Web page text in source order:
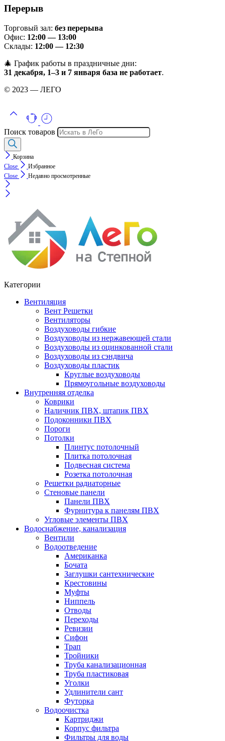
Перерыв
Торговый зал: без перерыва
Офис: 12:00 — 13:00
Склады: 12:00 — 12:30
🎄 График работы в праздничные дни:
31 декабря, 1–3 и 7 января база не работает.
© 2023 — ЛЕГО
Поиск товаров
Корзина
Close
Избранное
Close
Недавно просмотренные
Категории
Вентиляция
Вент Решетки
Вентиляторы
Воздуховоды гибкие
Воздуховоды из нержавеющей стали
Воздуховоды из оцинкованной стали
Воздуховоды из сэндвича
Воздуховоды пластик
Круглые воздуховоды
Прямоугольные воздуховоды
Внутренняя отделка
Коврики
Наличник ПВХ, штапик ПВХ
Подоконники ПВХ
Пороги
Потолки
Плинтус потолочный
Плитка потолочная
Подвесная система
Розетка потолочная
Решетки радиаторные
Стеновые панели
Панели ПВХ
Фурнитура к панелям ПВХ
Угловые элементы ПВХ
Водоснабжение, канализация
Вентили
Водоотведение
Американка
Бочата
Заглушки сантехнические
Крестовины
Муфты
Ниппель
Отводы
Переходы
Ревизии
Сифон
Трап
Тройники
Труба канализационная
Труба пластиковая
Уголки
Удлинители сант
Футорка
Водоочистка
Картриджи
Корпус фильтра
Фильтры для воды